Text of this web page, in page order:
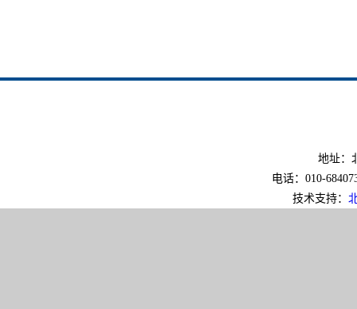
地址：
电话：010-
技术支持：